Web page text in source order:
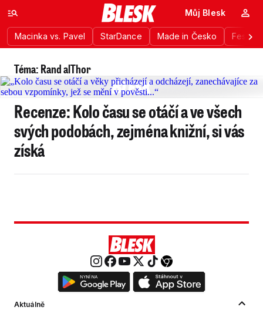
Macinka vs. Pavel StarDance Made in Česko
Můj Blesk
Téma: Rand alThor
Recenze: Kolo času se otáčí a ve všech
svých podobách, zejména knižní, si vás
získá
Aktuálně